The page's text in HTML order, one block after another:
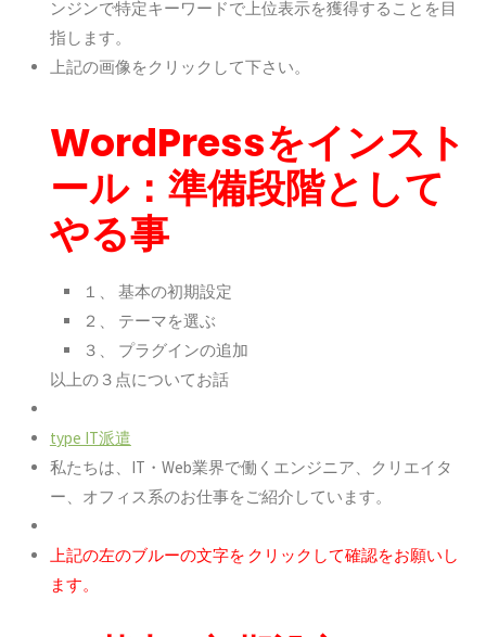
ンジンで特定キーワードで上位表示を獲得することを目
指します。
上記の画像をクリックして下さい。
WordPressをインスト
ール：準備段階として
やる事
１、 基本の初期設定
２、 テーマを選ぶ
３、 プラグインの追加
以上の３点についてお話
type IT派遣
私たちは、IT・Web業界で働くエンジニア、クリエイタ
ー、オフィス系のお仕事をご紹介しています。
上記の左のブルーの文字を クリックして確認をお願いし
ます。